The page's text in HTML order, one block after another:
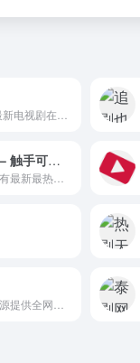
暮薇影视 – 触手可及的免费高清电影